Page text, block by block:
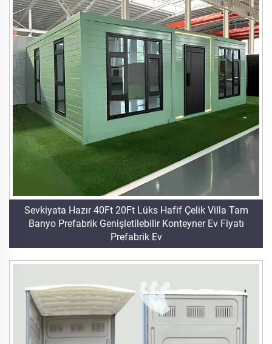
Sevkiyata Hazır 40Ft 20Ft Lüks Hafif Çelik Villa Tam
Banyo Prefabrik Genişletilebilir Konteyner Ev Fiyatı
Prefabrik Ev